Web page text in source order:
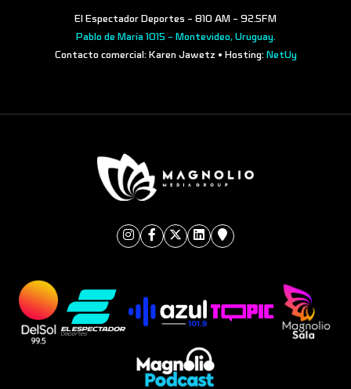
El Espectador Deportes - 810 AM - 92.5FM
Pablo de María 1015 - Montevideo, Uruguay.
Contacto comercial: Karen Jawetz • Hosting: NetUy